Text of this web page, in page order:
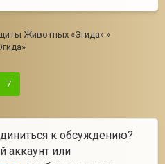
Животных «Эгида» »
7
к обсуждению?
аккаунт или